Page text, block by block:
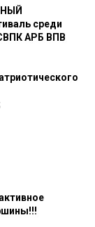
среди
АРБ ВПВ